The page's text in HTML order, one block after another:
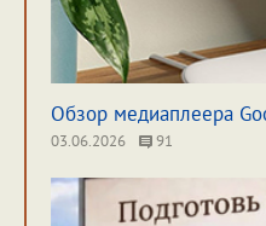
Обзор медиаплеера
03.06.2026 91